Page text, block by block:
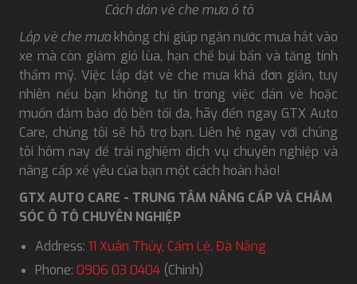
Cách dán vè che mưa ô tô
Lắp vè che mưa không chỉ giúp ngăn nước mưa hắt vào
xe mà còn giảm gió lùa, hạn chế bụi bẩn và tăng tính
thẩm mỹ. Việc lắp đặt vè che mưa khá đơn giản, tuy
nhiên nếu bạn không tự tin trong việc dán vè hoặc
muốn đảm bảo độ bền tối đa, hãy đến ngay GTX Auto
Care, chúng tôi sẽ hỗ trợ bạn. Liên hệ ngay với chúng
tôi hôm nay để trải nghiệm dịch vụ chuyên nghiệp và
nâng cấp xế yêu của bạn một cách hoàn hảo!
GTX AUTO CARE - TRUNG TÂM NÂNG CẤP VÀ CHĂM
SÓC Ô TÔ CHUYÊN NGHIỆP
Address: 11 Xuân Thủy, Cẩm Lệ, Đà Nẵng
Phone: 0906 03 0404 (Chinh)